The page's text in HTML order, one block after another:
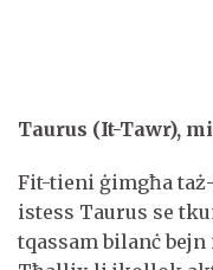
Taurus (It-Tawr),
Fit-tieni ġimgħa
istess Taurus se
tqassam bilanċ